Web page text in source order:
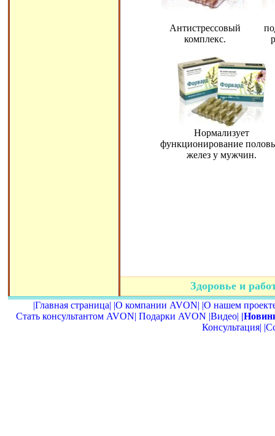
Антистрессовый
комплекс.
Нормализует
функционирование
желез у мужчин.
Здоровье и
|Главная страница| |О компании AVON| |О нашем
Стать консультантом AVON| Подарки AVON |Видео|
Консультация|